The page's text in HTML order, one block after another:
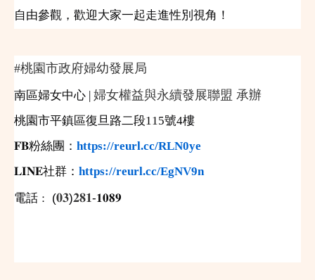
自由參觀，歡迎大家一起走進性別視角！
#桃園市政府婦幼發展局
南區婦女中心 | 婦女權益與永續發展聯盟 承辦
桃園市平鎮區復旦路二段115號4樓
𝐅𝐁粉絲團： https://reurl.cc/RLN0ye
𝐋𝐈𝐍𝐄社群： https://reurl.cc/EgNV9n
電話 ： (𝟎𝟑)𝟐𝟖𝟏-𝟏𝟎𝟖𝟗